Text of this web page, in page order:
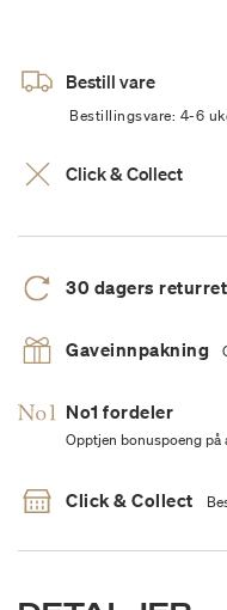
Bestill vare
Bestillingsvare: 4-6
Click & Collect
30 dagers
Gaveinnpakning
No1 fordeler
Opptjen bonuspoeng på
Click & Collect